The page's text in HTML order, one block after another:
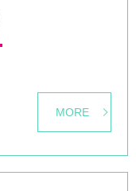
MORE